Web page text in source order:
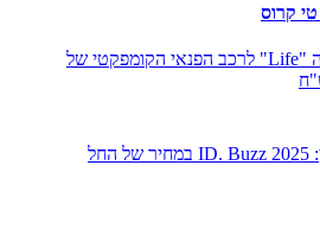
קרוס
רמת הגימור הבסיסית החדשה "Life" לרכב הפנאי הקומפקטי של